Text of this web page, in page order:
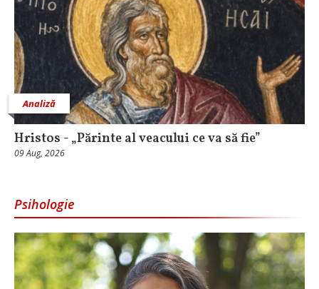
Analiză
Hristos - „Părinte al veacului ce va să fie”
09 Aug, 2026
Psihologie